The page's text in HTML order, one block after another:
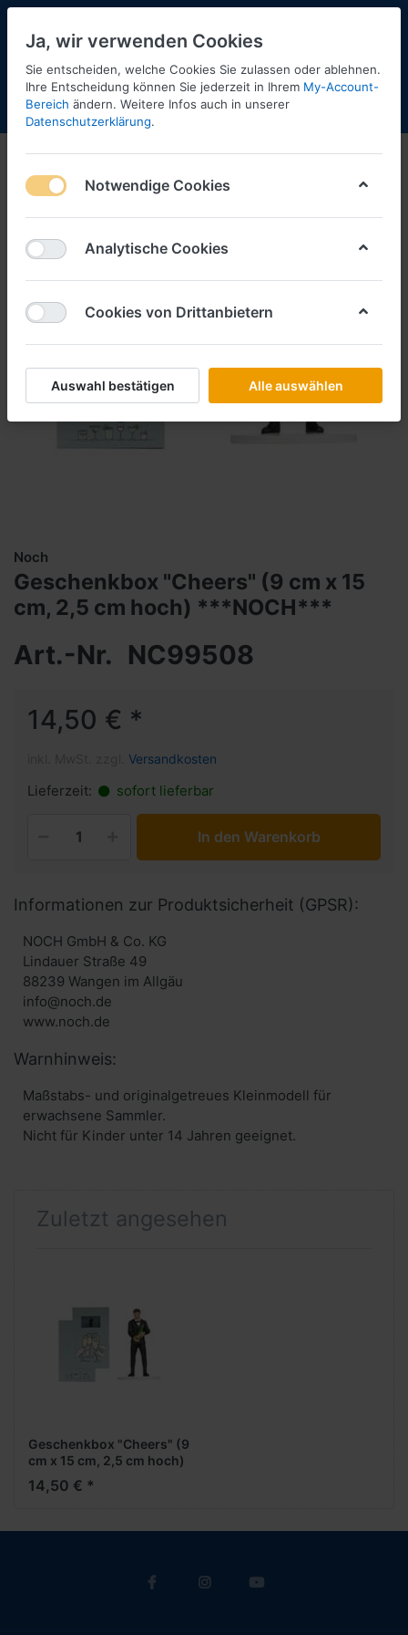
Menü Anmelden Shopaktualisierung
Noch
Geschenkbox "Cheers" (9 cm x 15
cm, 2,5 cm hoch) ***NOCH***
Art.-Nr. NC99508
14,50 € *
Versandkosten
Lieferzeit: sofort lieferbar
In den Warenkorb
Informationen zur Produktsicherheit (GPSR):
NOCH GmbH & Co. KG
Lindauer Straße 49
88239 Wangen im Allgäu
info@noch.de
www.noch.de
Warnhinweis:
Maßstabs- und originalgetreues Kleinmodell für
erwachsene Sammler.
Nicht für Kinder unter 14 Jahren geeignet.
Zuletzt angesehen
Geschenkbox "Cheers" (9
cm x 15 cm, 2,5 cm hoch)
***NOCH***
14,50 € *
Ja, wir verwenden Cookies
Sie entscheiden, welche Cookies Sie zulassen oder ablehnen.
Ihre Entscheidung können Sie jederzeit in Ihrem My-Account-
Bereich ändern. Weitere Infos auch in unserer
Datenschutzerklärung.
Notwendige Cookies
Analytische Cookies
Cookies von Drittanbietern
Auswahl bestätigen Alle auswählen